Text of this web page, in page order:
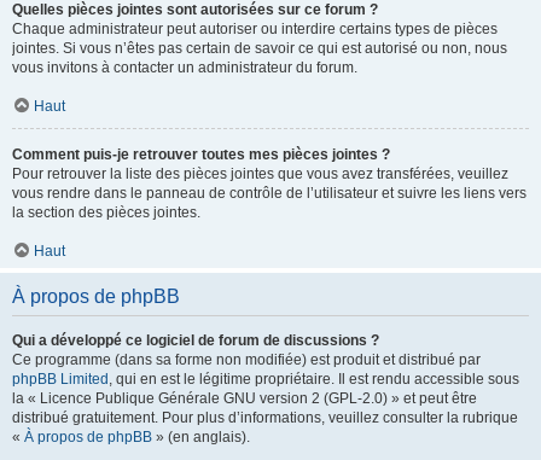
Quelles pièces jointes sont autorisées sur ce forum ?
Chaque administrateur peut autoriser ou interdire certains types de pièces
jointes. Si vous n’êtes pas certain de savoir ce qui est autorisé ou non, nous
vous invitons à contacter un administrateur du forum.
Haut
Comment puis-je retrouver toutes mes pièces jointes ?
Pour retrouver la liste des pièces jointes que vous avez transférées, veuillez
vous rendre dans le panneau de contrôle de l’utilisateur et suivre les liens vers
la section des pièces jointes.
Haut
À propos de phpBB
Qui a développé ce logiciel de forum de discussions ?
Ce programme (dans sa forme non modifiée) est produit et distribué par
phpBB Limited , qui en est le légitime propriétaire. Il est rendu accessible sous
la « Licence Publique Générale GNU version 2 (GPL-2.0) » et peut être
distribué gratuitement. Pour plus d’informations, veuillez consulter la rubrique
« À propos de phpBB » (en anglais).